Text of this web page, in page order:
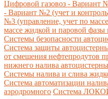
Цифровой газовоз - Вариант
- Вариант №2 (учет и
№3 (управление, учет по
массе жидкой и паровой фазы
Системы безопасности
Система защиты
от смешения нефтепродутов
нижнего налива автоцистерны
Системы налива и слива
Система автоматизации
аэродромного Система